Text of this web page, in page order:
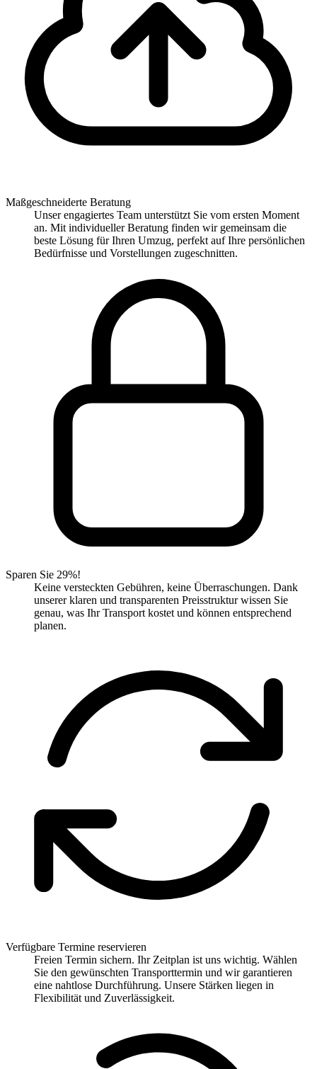
Maßgeschneiderte Beratung
Unser engagiertes Team unterstützt Sie vom ersten Moment
an. Mit individueller Beratung finden wir gemeinsam die
beste Lösung für Ihren Umzug, perfekt auf Ihre persönlichen
Bedürfnisse und Vorstellungen zugeschnitten.
Sparen Sie 29%!
Keine versteckten Gebühren, keine Überraschungen. Dank
unserer klaren und transparenten Preisstruktur wissen Sie
genau, was Ihr Transport kostet und können entsprechend
planen.
Verfügbare Termine reservieren
Freien Termin sichern. Ihr Zeitplan ist uns wichtig. Wählen
Sie den gewünschten Transporttermin und wir garantieren
eine nahtlose Durchführung. Unsere Stärken liegen in
Flexibilität und Zuverlässigkeit.